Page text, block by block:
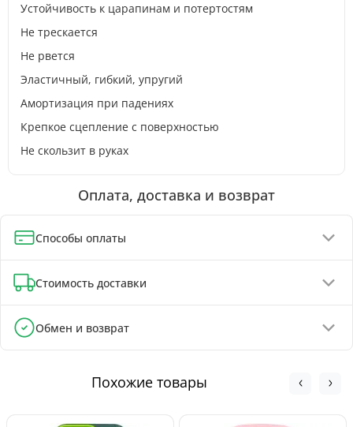
Устойчивость к царапинам и потертостям
Не трескается
Не рвется
Эластичный, гибкий, упругий
Амортизация при падениях
Крепкое сцепление с поверхностью
Не скользит в руках
Оплата, доставка и возврат
Способы оплаты
Оплата при получении (до 130 грн - полная предоплата)
Онлайн-оплата картой, GPay, ApplePay
Стоимость доставки
Отделения Новой Почты - от 90 грн
Почтоматы Новой Почты - от 100 грн
Обмен и возврат
момента покупки, в соответствии с Законом Украины «О
защите прав потребителей».
Похожие товары